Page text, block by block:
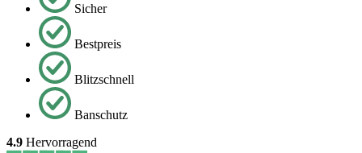
Sicher
Bestpreis
Blitzschnell
Banschutz
4.9 Hervorragend